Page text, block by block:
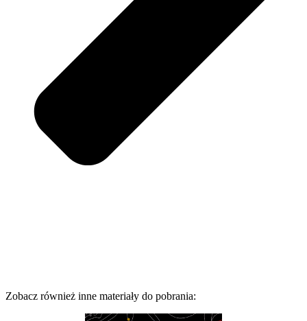
Zobacz również inne materiały do pobrania: